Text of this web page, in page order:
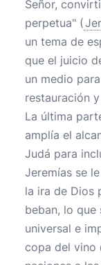
Señor,
perpetua" (
un tema de
que el juicio
un medio
restauración
La última
amplía el
Judá para
Jeremías se
la ira de Dios
beban, lo
universal e
copa del vino